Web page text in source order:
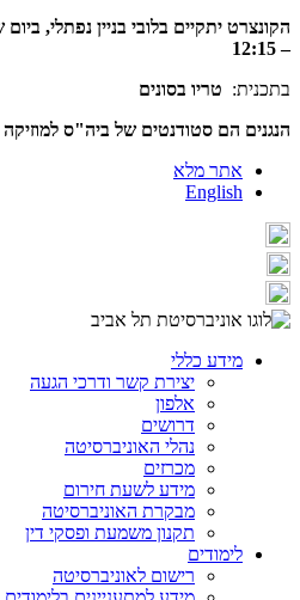
– 12:15
בתכנית: טריו בסונים
הנגנים הם סטודנטים של ביה"ס
אתר מלא
English
מידע כללי
יצירת קשר ודרכי הגעה
אלפון
דרושים
נהלי האוניברסיטה
מכרזים
מידע לשעת חירום
מבקרת האוניברסיטה
תקנון משמעת ופסקי דין
לימודים
רישום לאוניברסיטה